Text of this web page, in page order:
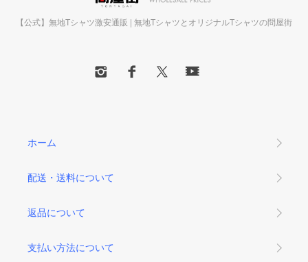
【公式】無地Tシャツ激安通販 | 無地TシャツとオリジナルTシャツの問屋街
ホーム
配送・送料について
返品について
支払い方法について